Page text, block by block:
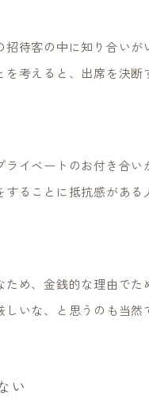
待客の中に知り合い
考えると、出席を決断
イベートのお付き合
ることに抵抗感がある
め、金銭的な理由で
いな、と思うのも当
い